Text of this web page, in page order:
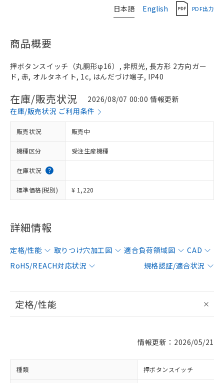
日本語 English PDF出力
商品概要
押ボタンスイッチ（丸胴形φ16）, 非照光, 長方形 2方向ガー
ド, 赤, オルタネイト, 1c, はんだづけ端子, IP40
在庫/販売状況
2026/08/07 00:00 情報更新
在庫/販売状況 ご利用条件
販売状況 販売中
機種区分 受注生産機種
在庫状況
標準価格(税別) ¥ 1,220
詳細情報
定格/性能 取りつけ穴加工図 適合負荷領域図
CAD
RoHS/REACH対応状況
規格認証/適合状況
定格/性能
情報更新：2026/05/21
種類 押ボタンスイッチ